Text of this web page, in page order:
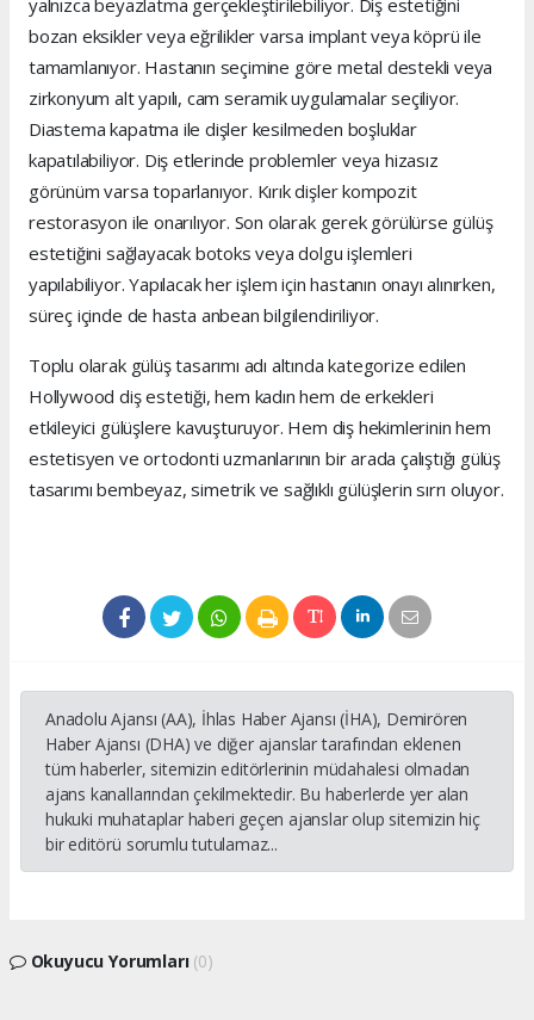
bozan eksikler veya eğrilikler varsa implant veya köprü ile
tamamlanıyor. Hastanın seçimine göre metal destekli veya
zirkonyum alt yapılı, cam seramik uygulamalar seçiliyor.
Diastema kapatma ile dişler kesilmeden boşluklar
kapatılabiliyor. Diş etlerinde problemler veya hizasız
görünüm varsa toparlanıyor. Kırık dişler kompozit
restorasyon ile onarılıyor. Son olarak gerek görülürse gülüş
estetiğini sağlayacak botoks veya dolgu işlemleri
yapılabiliyor. Yapılacak her işlem için hastanın onayı alınırken,
süreç içinde de hasta anbean bilgilendiriliyor.
Toplu olarak gülüş tasarımı adı altında kategorize edilen
Hollywood diş estetiği, hem kadın hem de erkekleri
etkileyici gülüşlere kavuşturuyor. Hem diş hekimlerinin hem
estetisyen ve ortodonti uzmanlarının bir arada çalıştığı gülüş
tasarımı bembeyaz, simetrik ve sağlıklı gülüşlerin sırrı oluyor.
Anadolu Ajansı (AA), İhlas Haber Ajansı (İHA), Demirören
Haber Ajansı (DHA) ve diğer ajanslar tarafından eklenen
tüm haberler, sitemizin editörlerinin müdahalesi olmadan
ajans kanallarından çekilmektedir. Bu haberlerde yer alan
hukuki muhataplar haberi geçen ajanslar olup sitemizin hiç
bir editörü sorumlu tutulamaz...
Okuyucu Yorumları (0)